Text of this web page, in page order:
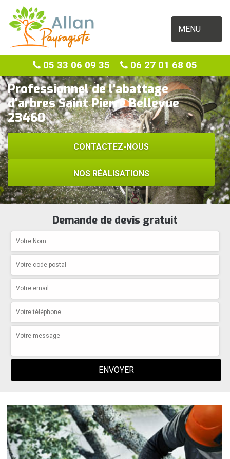
MENU
05 33 06 09 35 06 27 01 68 05
Professionnel de l'abattage
d'arbres Saint Pierre Bellevue
23460
CONTACTEZ-NOUS
NOS RÉALISATIONS
Demande de devis gratuit